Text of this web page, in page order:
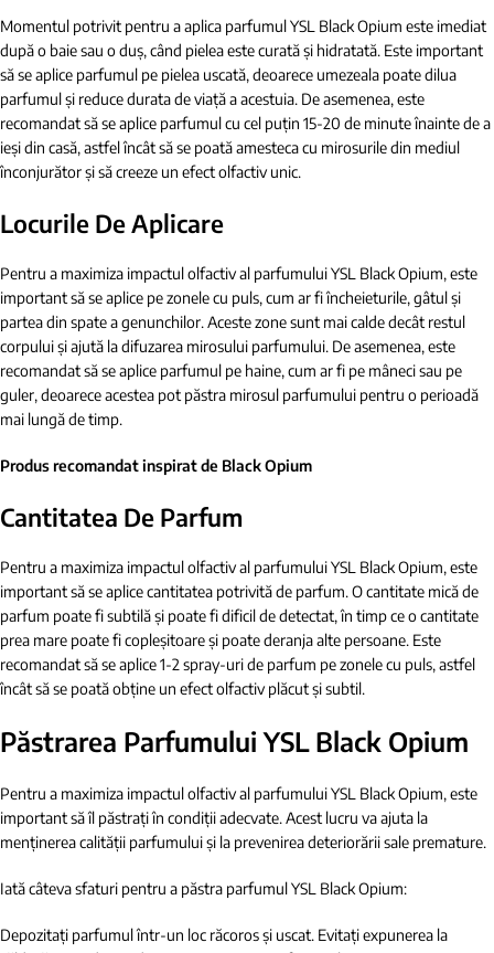
Momentul potrivit pentru a aplica parfumul YSL Black Opium este imediat
după o baie sau o duș, când pielea este curată și hidratată. Este important
să se aplice parfumul pe pielea uscată, deoarece umezeala poate dilua
parfumul și reduce durata de viață a acestuia. De asemenea, este
recomandat să se aplice parfumul cu cel puțin 15-20 de minute înainte de a
ieși din casă, astfel încât să se poată amesteca cu mirosurile din mediul
înconjurător și să creeze un efect olfactiv unic.
Locurile De Aplicare
Pentru a maximiza impactul olfactiv al parfumului YSL Black Opium, este
important să se aplice pe zonele cu puls, cum ar fi încheieturile, gâtul și
partea din spate a genunchilor. Aceste zone sunt mai calde decât restul
corpului și ajută la difuzarea mirosului parfumului. De asemenea, este
recomandat să se aplice parfumul pe haine, cum ar fi pe mâneci sau pe
guler, deoarece acestea pot păstra mirosul parfumului pentru o perioadă
mai lungă de timp.
Produs recomandat inspirat de Black Opium
Cantitatea De Parfum
Pentru a maximiza impactul olfactiv al parfumului YSL Black Opium, este
important să se aplice cantitatea potrivită de parfum. O cantitate mică de
parfum poate fi subtilă și poate fi dificil de detectat, în timp ce o cantitate
prea mare poate fi copleșitoare și poate deranja alte persoane. Este
recomandat să se aplice 1-2 spray-uri de parfum pe zonele cu puls, astfel
încât să se poată obține un efect olfactiv plăcut și subtil.
Păstrarea Parfumului YSL Black Opium
Pentru a maximiza impactul olfactiv al parfumului YSL Black Opium, este
important să îl păstrați în condiții adecvate. Acest lucru va ajuta la
menținerea calității parfumului și la prevenirea deteriorării sale premature.
Iată câteva sfaturi pentru a păstra parfumul YSL Black Opium:
Depozitați parfumul într-un loc răcoros și uscat. Evitați expunerea la